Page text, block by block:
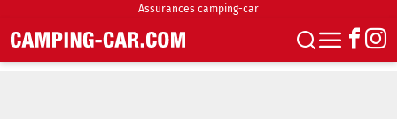
Assurances camping-car